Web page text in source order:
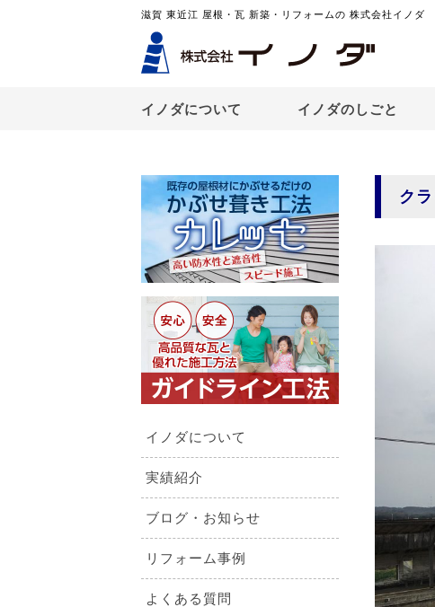
滋賀 東近江 屋根・瓦 新築・リフォームの 株式会社イノダ
イノダについて イノダのしごと
ク
イノダについて
実績紹介
ブログ・お知らせ
リフォーム事例
よくある質問